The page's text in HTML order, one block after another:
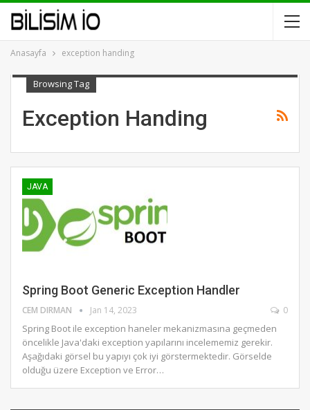
Anasayfa exception handing
Browsing Tag
Exception Handing
JAVA
Spring Boot Generic Exception Handler
CEM DIRMAN Jan 14, 2023 0
Spring Boot ile exception haneler mekanizmasına geçmeden
öncelikle Java'daki exception yapılarını incelememiz gerekir.
Aşağıdaki görsel bu yapıyı çok iyi görstermektedir. Görselde
olduğu üzere Exception ve Error…